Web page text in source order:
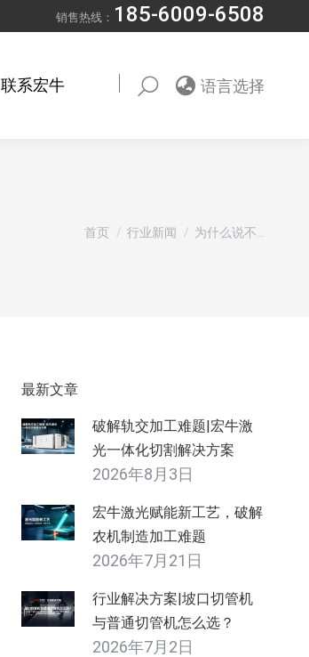
销售热线： 185-6009-6508
联系宏牛 Search: 语言选择
您在这里：
首页 行业新闻 为什么说不…
最新文章
破解轨交加工难题|宏牛激
光一体化切割解决方案
2026年8月3日
宏牛激光赋能新工艺，破解
农机制造加工难题
2026年7月21日
行业解决方案|坡口切管机
与普通切管机怎么选？
2026年7月2日